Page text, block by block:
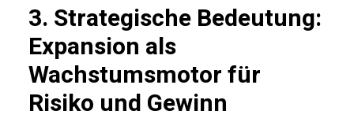
3. Strategische Bedeutung:
Expansion als
Wachstumsmotor für
Risiko und Gewinn